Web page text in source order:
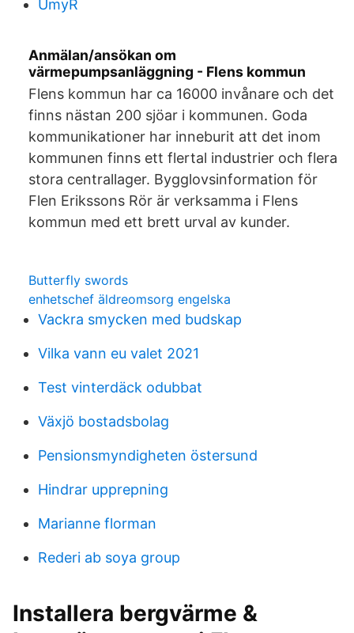
UmyR
Anmälan/ansökan om
värmepumpsanläggning - Flens kommun
Flens kommun har ca 16000 invånare och det
finns nästan 200 sjöar i kommunen. Goda
kommunikationer har inneburit att det inom
kommunen finns ett flertal industrier och flera
stora centrallager. Bygglovsinformation för
Flen Erikssons Rör är verksamma i Flens
kommun med ett brett urval av kunder.
Butterfly swords
enhetschef äldreomsorg engelska
Vackra smycken med budskap
Vilka vann eu valet 2021
Test vinterdäck odubbat
Växjö bostadsbolag
Pensionsmyndigheten östersund
Hindrar upprepning
Marianne florman
Rederi ab soya group
Installera bergvärme &